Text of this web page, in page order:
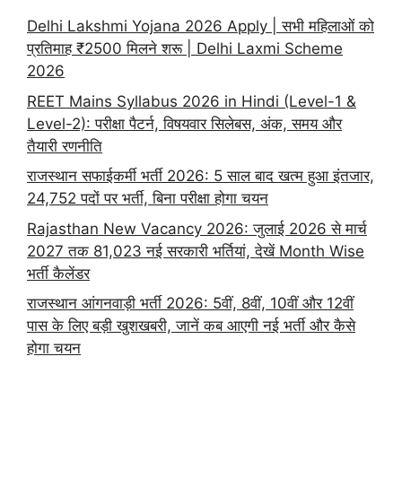
Delhi Lakshmi Yojana 2026 Apply | सभी महिलाओं को
प्रतिमाह ₹2500 मिलने शरू | Delhi Laxmi Scheme
2026
REET Mains Syllabus 2026 in Hindi (Level-1 &
Level-2): परीक्षा पैटर्न, विषयवार सिलेबस, अंक, समय और
तैयारी रणनीति
राजस्थान सफाईकर्मी भर्ती 2026: 5 साल बाद खत्म हुआ इंतजार,
24,752 पदों पर भर्ती, बिना परीक्षा होगा चयन
Rajasthan New Vacancy 2026: जुलाई 2026 से मार्च
2027 तक 81,023 नई सरकारी भर्तियां, देखें Month Wise
भर्ती कैलेंडर
राजस्थान आंगनवाड़ी भर्ती 2026: 5वीं, 8वीं, 10वीं और 12वीं
पास के लिए बड़ी खुशखबरी, जानें कब आएगी नई भर्ती और कैसे
होगा चयन